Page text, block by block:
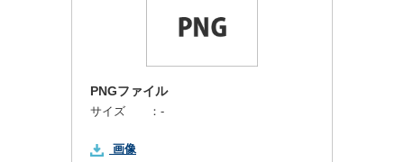
PNGファイル
サイズ ： -
画像